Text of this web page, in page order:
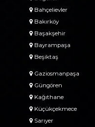
Bahçelievler
Bakırköy
Başakşehir
Bayrampaşa
Beşiktaş
Gaziosmanpaşa
Güngören
Kağıthane
Küçükçekmece
Sarıyer